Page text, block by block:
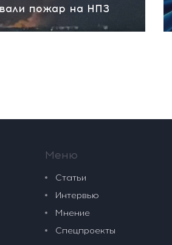
пожар на НПЗ
Меню
Статьи
Интервью
Мнение
Спецпроекты